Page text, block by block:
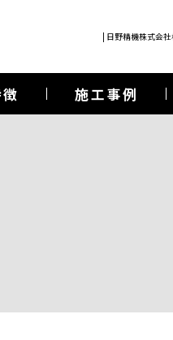
| 日野精機株式会
施工事例